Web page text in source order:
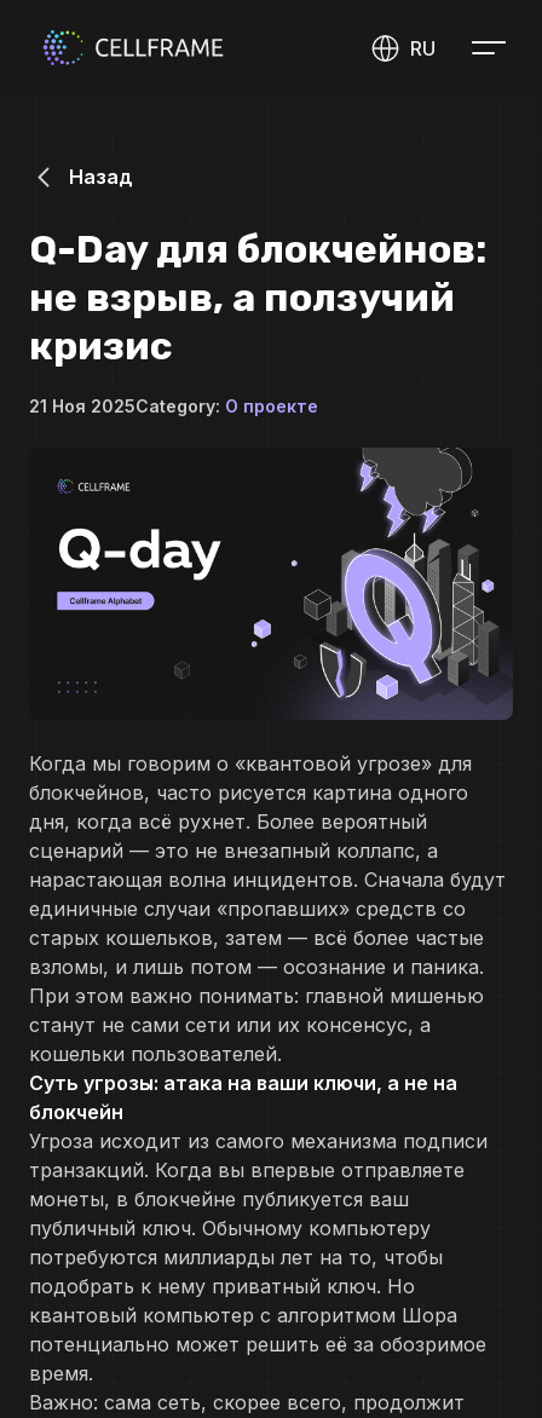
RU
Назад
Q-Day для блокчейнов:
не взрыв, а ползучий
кризис
21 Ноя 2025Category: О проекте
Когда мы говорим о «квантовой угрозе» для
блокчейнов, часто рисуется картина одного
дня, когда всё рухнет. Более вероятный
сценарий — это не внезапный коллапс, а
нарастающая волна инцидентов. Сначала будут
единичные случаи «пропавших» средств со
старых кошельков, затем — всё более частые
взломы, и лишь потом — осознание и паника.
При этом важно понимать: главной мишенью
станут не сами сети или их консенсус, а
кошельки пользователей.
Суть угрозы: атака на ваши ключи, а не на
блокчейн
Угроза исходит из самого механизма подписи
транзакций. Когда вы впервые отправляете
монеты, в блокчейне публикуется ваш
публичный ключ. Обычному компьютеру
потребуются миллиарды лет на то, чтобы
подобрать к нему приватный ключ. Но
квантовый компьютер с алгоритмом Шора
потенциально может решить её за обозримое
время.
Важно: сама сеть, скорее всего, продолжит